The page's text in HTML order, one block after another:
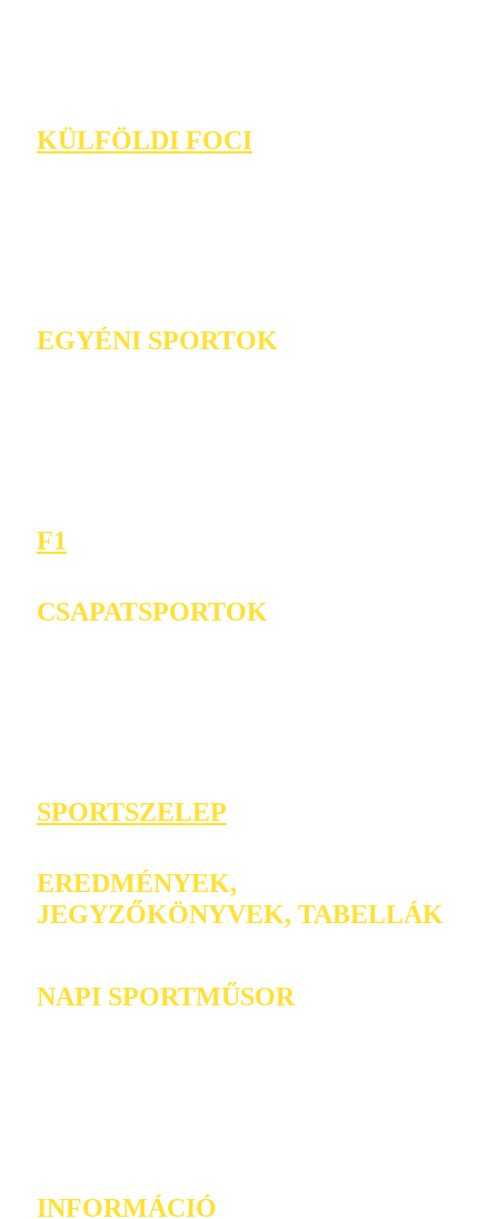
KÜLFÖLDI FOCI
EGYÉNI SPORTOK
F1
CSAPATSPORTOK
SPORTSZELEP
EREDMÉNYEK,
JEGYZŐKÖNYVEK, TABELLÁK
NAPI SPORTMŰSOR
INFORMÁCIÓ